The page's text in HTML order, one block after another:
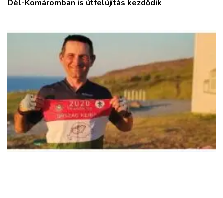
Dél-Komáromban is útfelújítás kezdődik